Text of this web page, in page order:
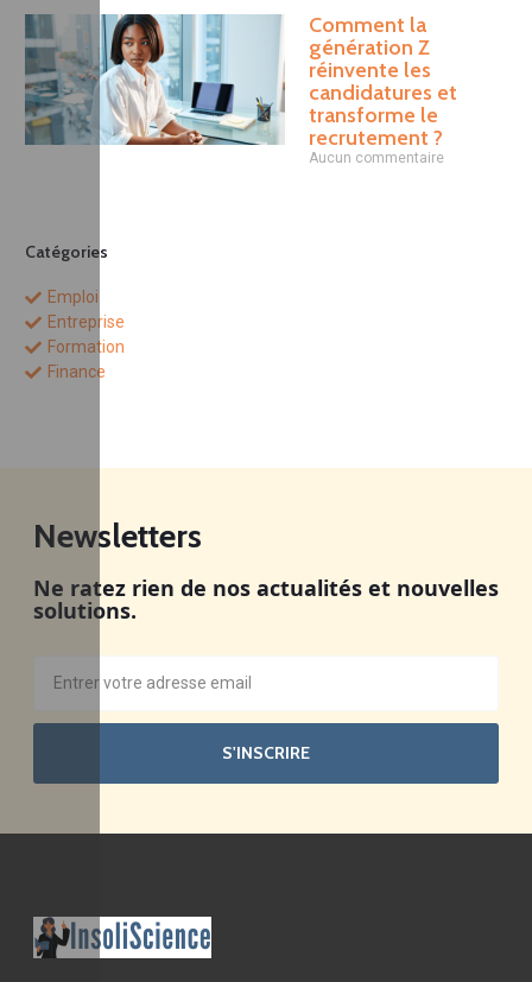
Comment la
génération Z
réinvente les
candidatures et
transforme le
recrutement ?
Aucun commentaire
Catégories
Emploi
Entreprise
Formation
Finance
Newsletters
Ne ratez rien de nos actualités et nouvelles
solutions.
S'INSCRIRE